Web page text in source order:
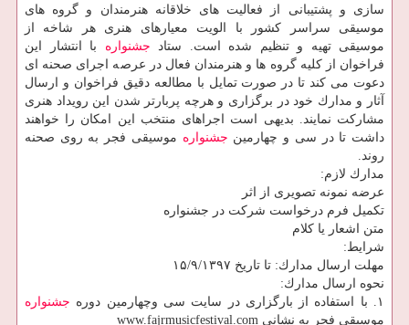
سازی و پشتیبانی از فعالیت های خلاقانه هنرمندان و گروه های
موسیقی سراسر كشور با الویت معیارهای هنری هر شاخه از
موسیقی تهیه و تنظیم شده است. ستاد جشنواره با انتشار این
فراخوان از كلیه گروه ها و هنرمندان فعال در عرصه اجرای صحنه ای
دعوت می كند تا در صورت تمایل با مطالعه دقیق فراخوان و ارسال
آثار و مدارك خود در برگزاری و هرچه پربارتر شدن این رویداد هنری
مشاركت نمایند. بدیهی است اجراهای منتخب این امكان را خواهند
داشت تا در سی و چهارمین جشنواره موسیقی فجر به روی صحنه
روند.
مدارك لازم:
عرضه نمونه تصویری از اثر
تكمیل فرم درخواست شركت در جشنواره
متن اشعار یا كلام
شرایط:
مهلت ارسال مدارك: تا تاریخ ۱۵/۹/۱۳۹۷
نحوه ارسال مدارك:
۱. با استفاده از بارگزاری در سایت سی وچهارمین دوره
جشنواره
موسیقی فجر به نشانی www.fajrmusicfestival.com